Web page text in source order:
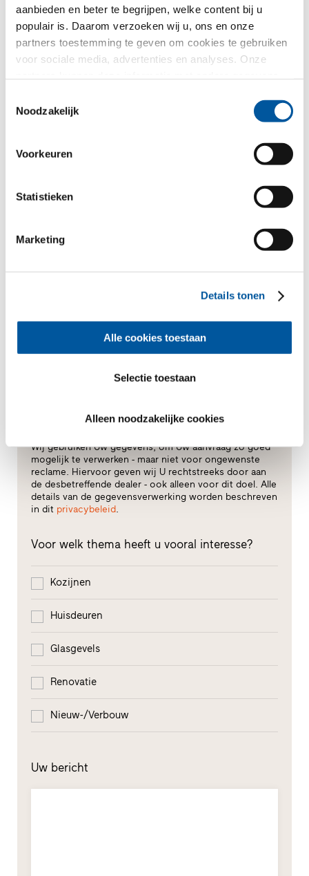
aanbieden en beter te begrijpen, welke content bij u
populair is. Daarom verzoeken wij u, ons en onze
partners toestemming te geven om cookies te gebruiken
voor sociale media, advertenties en analyses. Onze
kader van uw gebruik van de diensten hebben
Noodzakelijk
Voorkeuren
Statistieken
Marketing
Details tonen
Alle cookies toestaan
Selectie toestaan
Alleen noodzakelijke cookies
Nieuwbouw: Hotel in dorp Tirol
Bericht schrijven
Wij gebruiken Uw gegevens, om Uw aanvraag zo goed
mogelijk te verwerken - maar niet voor ongewenste
reclame. Hiervoor geven wij U rechtstreeks door aan
de desbetreffende dealer - ook alleen voor dit doel. Alle
details van de gegevensverwerking worden beschreven
in dit privacybeleid.
Voor welk thema heeft u vooral interesse?
Kozijnen
Huisdeuren
Glasgevels
Renovatie
Nieuw-/Verbouw
Uw bericht